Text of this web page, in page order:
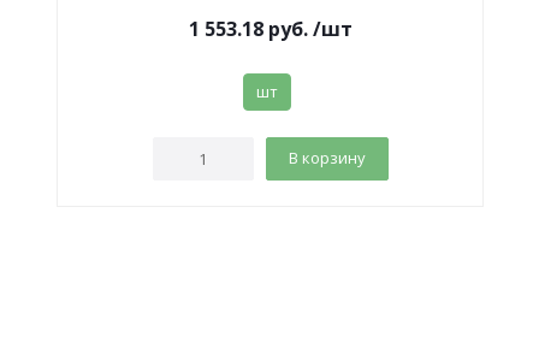
1 553.18руб. /шт
шт
В корзину